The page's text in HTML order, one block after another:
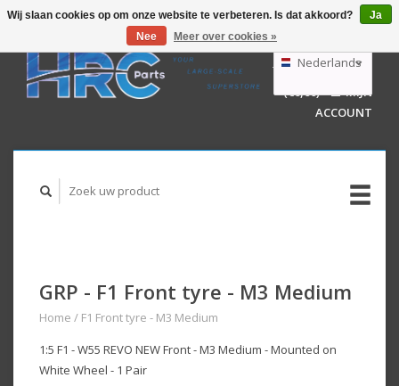
GBP
AUD
Nederlands
Deutsch
English
WINKELWAGEN
(€0,00)
MIJN
ACCOUNT
GRP - F1 Front tyre - M3 Medium
Home / F1 Front tyre - M3 Medium
1:5 F1 - W55 REVO NEW Front - M3 Medium - Mounted on
White Wheel - 1 Pair
Wij slaan cookies op om onze website te verbeteren. Is dat akkoord?
Ja
Nee
Meer over cookies »